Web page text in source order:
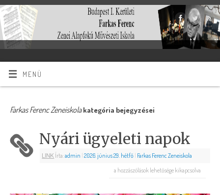
MENÜ
Farkas Ferenc Zeneiskolakategória bejegyzései
Nyári ügyeleti napok
LINK Írta:admin 2026. június 29. hétfő Farkas Ferenc Zeneiskola
a hozzászólások lehetősége kikapcsolva